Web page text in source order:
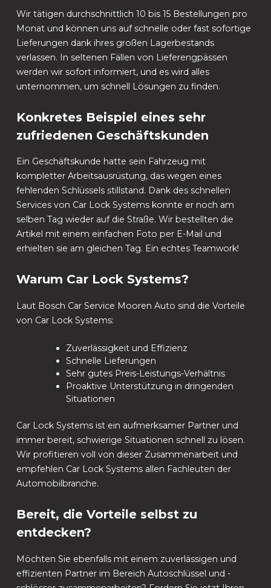
Wir tätigen durchschnittlich 10 bis 15 Bestellungen pro
Monat und können uns auf schnelle oder fast sofortige
Lieferungen dank ihres großen Lagerbestands
verlassen. In seltenen Fällen von Lieferengpässen
werden wir sofort informiert, und es wird alles
unternommen, um schnell Lösungen zu finden.
Konkretes Beispiel eines sehr
zufriedenen Geschäftskunden
Ein Geschäftskunde hatte sein Fahrzeug mit
kompletter Arbeitsausrüstung, das wegen eines
fehlenden Schlüssels stillstand. Dank des schnellen
Services von Car Lock Systems konnte er noch am
selben Tag wieder auf die Straße. Wir bestellten die
Artikel mit einem einfachen Foto per E-Mail und
erhielten sie am gleichen Tag. Ein echtes Teamwork!
Warum Car Lock Systems?
Laut Bosch Car Service Mooren Auto sind die Vorteile
von Car Lock Systems:
Zuverlässigkeit und Effizienz
Schnelle Lieferungen
Sehr gutes Preis-Leistungs-Verhältnis
Proaktive Unterstützung in dringenden
Situationen
Car Lock Systems ist ein aufmerksamer Partner und
immer bereit, schwierige Situationen schnell zu lösen.
Wir profitieren voll von dieser Zusammenarbeit und
empfehlen Car Lock Systems allen Fachleuten der
Automobilbranche.
Bereit, die Vorteile selbst zu
entdecken?
Möchten Sie ebenfalls mit einem zuverlässigen und
effizienten Partner im Bereich Autoschlüssel und -